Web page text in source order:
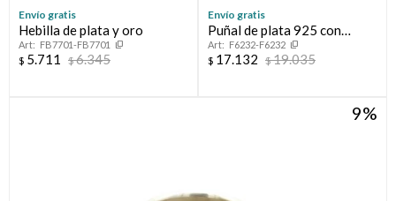
Envío gratis
Hebilla de plata y oro
FB7701-FB7701
$ 5.711 $6.345
Envío gratis
Puñal de plata 925 con
apliques en oro 18ktes.
F6232-F6232
$ 17.132 $19.035
9
Elegí tus productos preferidos
Elegís Pago Después como metodo de pago
* sujeto a aprobación crediticia. El monto disponible puede
variar por comercio